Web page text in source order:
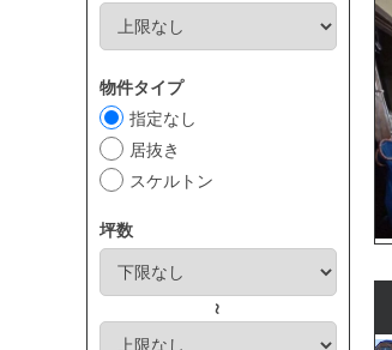
物件タイプ
指定なし
居抜き
スケルトン
坪数
～